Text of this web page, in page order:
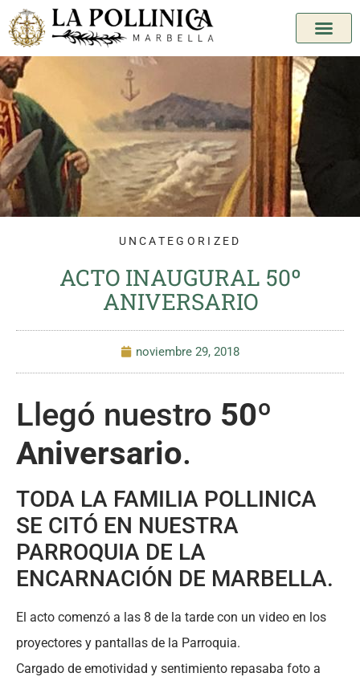
UNCATEGORIZED
ACTO INAUGURAL 50º
ANIVERSARIO
noviembre 29, 2018
Llegó nuestro 50º
Aniversario.
TODA LA FAMILIA POLLINICA
SE CITÓ EN NUESTRA
PARROQUIA DE LA
ENCARNACIÓN DE MARBELLA.
El acto comenzó a las 8 de la tarde con un video en los
proyectores y pantallas de la Parroquia.
Cargado de emotividad y sentimiento repasaba foto a